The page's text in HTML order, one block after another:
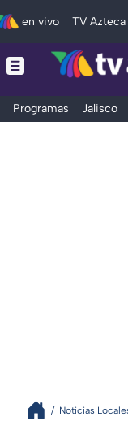
en vivo TV Azteca
Programas Jalisco
Noticias